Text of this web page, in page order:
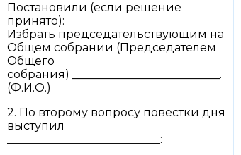
Постановили (если решение
принято):
Избрать председательствующим на
Общем собрании (Председателем
Общего
собрания) __________________________.
(Ф.И.О.)
2. По второму вопросу повестки дня
выступил
___________________________: